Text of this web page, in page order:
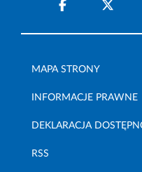
MAPA STRONY
INFORMACJE PRAWNE
DEKLARACJA
RSS